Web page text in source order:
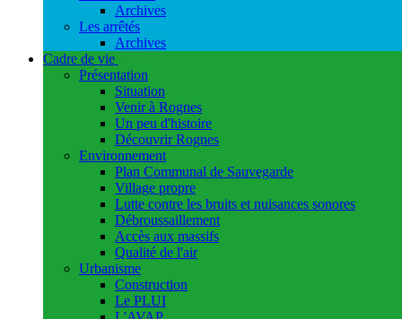
Archives
Les arrêtés
Archives
Cadre de vie
Présentation
Situation
Venir à Rognes
Un peu d'histoire
Découvrir Rognes
Environnement
Plan Communal de Sauvegarde
Village propre
Lutte contre les bruits et nuisances sonores
Débroussaillement
Accès aux massifs
Qualité de l'air
Urbanisme
Construction
Le PLUI